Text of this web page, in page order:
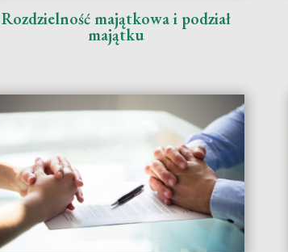
Rozdzielność majątkowa i podział
majątku